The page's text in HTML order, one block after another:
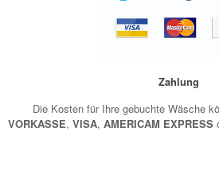
Zahlung
Die Kosten für Ihre gebuchte Wäsche
VORKASSE, VISA, AMERICAM EXPRESS